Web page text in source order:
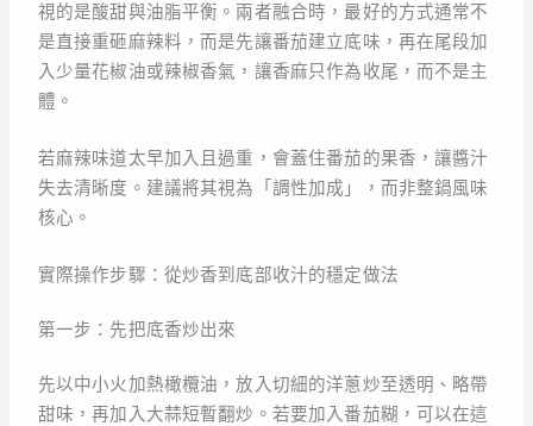
視的是酸甜與油脂平衡。兩者融合時，最好的方式通常不
是直接重砸麻辣料，而是先讓番茄建立底味，再在尾段加
入少量花椒油或辣椒香氣，讓香麻只作為收尾，而不是主
體。
若麻辣味道太早加入且過重，會蓋住番茄的果香，讓醬汁
失去清晰度。建議將其視為「調性加成」，而非整鍋風味
核心。
實際操作步驟：從炒香到底部收汁的穩定做法
第一步：先把底香炒出來
先以中小火加熱橄欖油，放入切細的洋蔥炒至透明、略帶
甜味，再加入大蒜短暫翻炒。若要加入番茄糊，可以在這